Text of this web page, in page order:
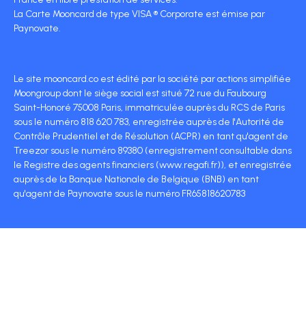
La Carte Mooncard de type VISA ® Corporate est émise par
Paynovate.
Le site mooncard.co est édité par la société par actions simplifiée
Moongroup dont le siège social est situé 72 rue du Faubourg
Saint-Honoré 75008 Paris, immatriculée auprès du RCS de Paris
sous le numéro 818 620 783, enregistrée auprès de l'Autorité de
Contrôle Prudentiel et de Résolution (ACPR) en tant qu'agent de
Treezor sous le numéro 89380 (enregistrement consultable dans
le Registre des agents financiers (www.regafi.fr)), et enregistrée
auprès de la Banque Nationale de Belgique (BNB) en tant
qu'agent de Paynovate sous le numéro FR65818620783